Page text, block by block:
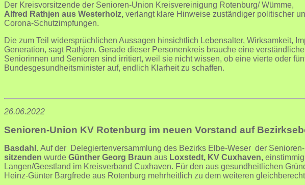
Der Kreisvorsitzende der Senioren-Union Kreisvereinigung Rotenburg/ Wümme,
Alfred Rathjen aus Westerholz, verlangt klare Hinweise zuständiger politischer
Corona-Schutzimpfungen.
Die zum Teil widersprüchlichen Aussagen hinsichtlich Lebensalter, Wirksamkeit,
Generation, sagt Rathjen. Gerade dieser Personenkreis brauche eine
Seniorinnen und Senioren sind irritiert, weil sie nicht wissen, ob eine vierte oder
Bundesgesundheitsminister auf, endlich Klarheit zu schaffen.
26.06.2022
Senioren-Union KV Rotenburg im neuen Vorstand auf
Basdahl. Auf der Delegiertenversammlung des Bezirks Elbe-Weser der
sitzenden wurde Günther Georg Braun aus Loxstedt, KV Cuxhaven,
Langen/Geestland im Kreisverband Cuxhaven. Für den aus gesundheitlichen
Heinz-Günter Bargfrede aus Rotenburg mehrheitlich zu dem weiteren